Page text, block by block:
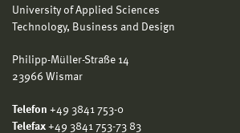
University of Applied Sciences
Technology, Business and Design
Philipp-Müller-Straße 14
23966 Wismar
Telefon +49 3841 753-0
Telefax +49 3841 753-73 83